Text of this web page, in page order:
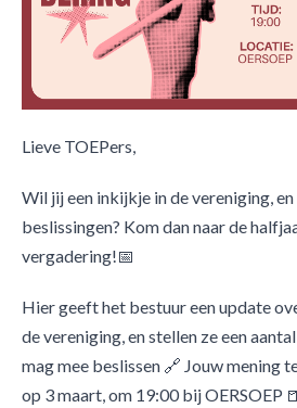
Lieve TOEPers,
Wil jij een inkijkje in de vereniging,
beslissingen? Kom dan naar de
vergadering!📅
Hier geeft het bestuur een update
de vereniging, en stellen ze een
mag mee beslissen 🔗 Jouw mening
op 3 maart, om 19:00 bij OERSOEP